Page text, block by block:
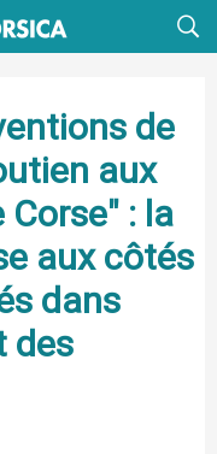
de
aux
: la
aux côtés
dans
des